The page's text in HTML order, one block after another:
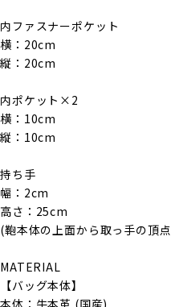
内ファスナーポケット
横：20cm
縦：20cm
内ポケット×2
横：10cm
縦：10cm
持ち手
幅：2cm
高さ：25cm
(鞄本体の上面から取っ手の頂
MATERIAL
【バッグ本体】
本体：牛本革 (国産)